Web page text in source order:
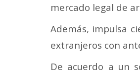
mercado legal de
Además, impulsa
extranjeros con
De acuerdo a un